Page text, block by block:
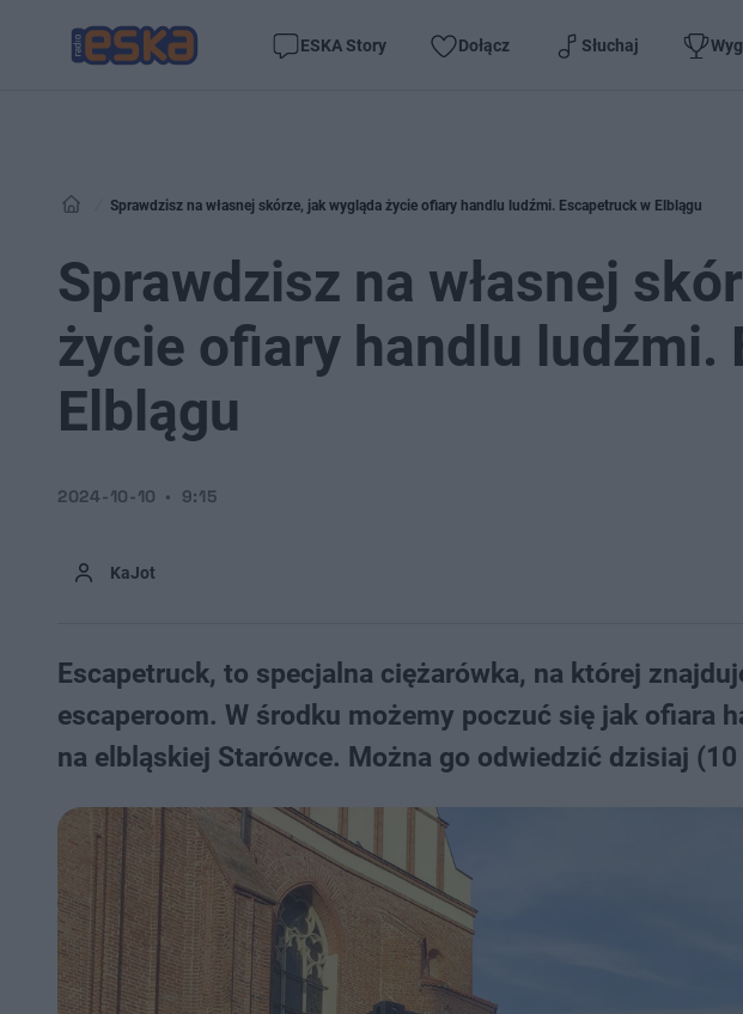
ESKA Story Dołącz Słuchaj
Sprawdzisz na własnej skórze, jak wygląda życie ofiary handlu ludźmi. Escapetruck w Elblągu
Sprawdzisz na własnej
życie ofiary handlu ludźmi.
Elblągu
KaJot
2024-10-10 9:15
Escapetruck, to specjalna ciężarówka, na której
escaperoom. W środku możemy poczuć się jak ofiara
na elbląskiej Starówce. Można go odwiedzić dzisiaj